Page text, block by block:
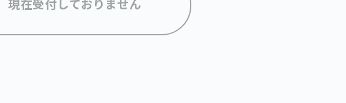
現在受付しておりません